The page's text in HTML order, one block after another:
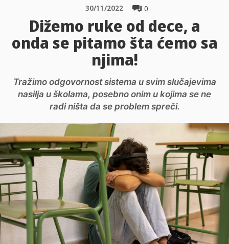
0
30/11/2022
Dižemo ruke od dece, a
onda se pitamo šta ćemo sa
njima!
Tražimo odgovornost sistema u svim slučajevima
nasilja u školama, posebno onim u kojima se ne
radi ništa da se problem spreči.